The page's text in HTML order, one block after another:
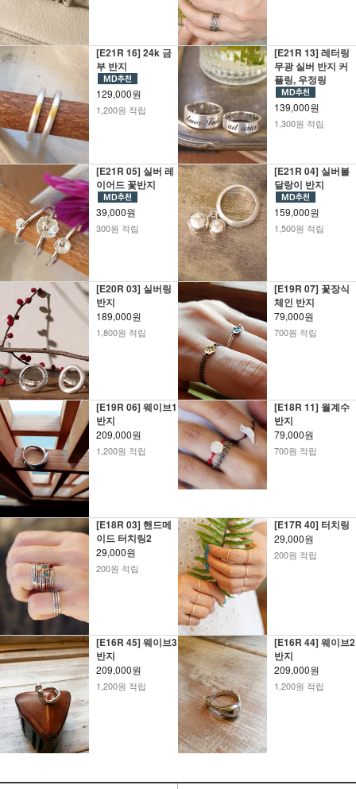
[E21R 16] 24k 금
부 반지
129,000원
1,200원 적립
[E21R 13] 레터링
무광 실버 반지 커
플링, 우정링
139,000원
1,300원 적립
[E21R 05] 실버 레
이어드 꽃반지
39,000원
300원 적립
[E21R 04] 실버볼
달랑이 반지
159,000원
1,500원 적립
[E20R 03] 실버링
반지
189,000원
1,800원 적립
[E19R 07] 꽃장식
체인 반지
79,000원
700원 적립
[E19R 06] 웨이브1
반지
209,000원
1,200원 적립
[E18R 11] 월계수
반지
79,000원
700원 적립
[E18R 03] 핸드메
이드 터치링2
29,000원
200원 적립
[E17R 40] 터치링
29,000원
200원 적립
[E16R 45] 웨이브3
반지
209,000원
1,200원 적립
[E16R 44] 웨이브2
반지
209,000원
1,200원 적립